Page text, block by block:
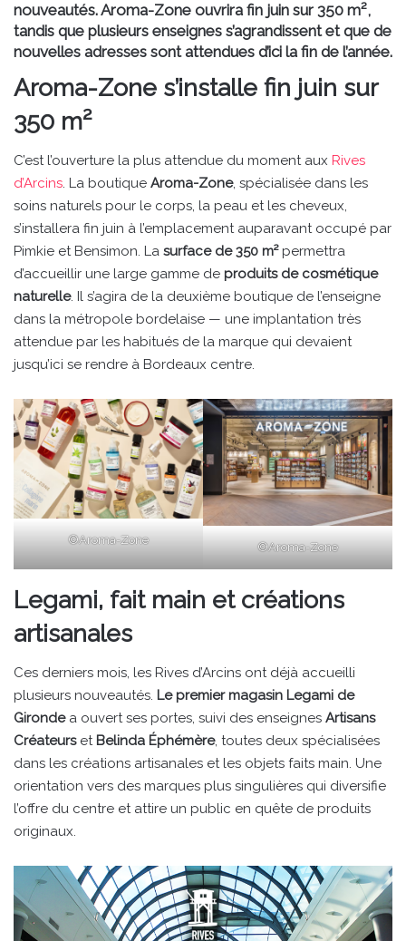
nouveautés. Aroma-Zone ouvrira fin juin sur 350 m²,
tandis que plusieurs enseignes s’agrandissent et que de
nouvelles adresses sont attendues d’ici la fin de l’année.
Aroma-Zone s’installe fin juin sur
350 m²
C’est l’ouverture la plus attendue du moment aux Rives
d’Arcins. La boutique Aroma-Zone, spécialisée dans les
soins naturels pour le corps, la peau et les cheveux,
s’installera fin juin à l’emplacement auparavant occupé par
Pimkie et Bensimon. La surface de 350 m²permettra
d’accueillir une large gamme de produits de cosmétique
naturelle. Il s’agira de la deuxième boutique de l’enseigne
dans la métropole bordelaise — une implantation très
attendue par les habitués de la marque qui devaient
jusqu’ici se rendre à Bordeaux centre.
©Aroma-Zone
©Aroma-Zone
Legami, fait main et créations
artisanales
Ces derniers mois, les Rives d’Arcins ont déjà accueilli
plusieurs nouveautés. Le premier magasin Legami de
Girondea ouvert ses portes, suivi des enseignes Artisans
Créateurset Belinda Éphémère, toutes deux spécialisées
dans les créations artisanales et les objets faits main. Une
orientation vers des marques plus singulières qui diversifie
l’offre du centre et attire un public en quête de produits
originaux.